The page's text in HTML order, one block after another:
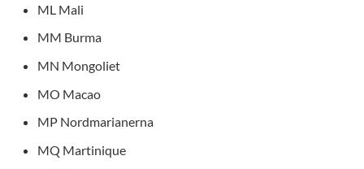
ML Mali
MM Burma
MN Mongoliet
MO Macao
MP Nordmarianerna
MQ Martinique